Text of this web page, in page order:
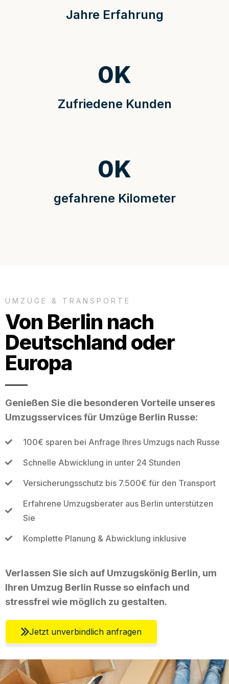
Jahre Erfahrung
Zufriedene Kunden
0K
gefahrene Kilometer
0K
UMZÜGE & TRANSPORTE
Von Berlin nach
Deutschland oder
Europa
Genießen Sie die besonderen Vorteile unseres
Umzugsservices für Umzüge Berlin Russe:
100€ sparen bei Anfrage Ihres Umzugs nach Russe
Schnelle Abwicklung in unter 24 Stunden
Versicherungsschutz bis 7.500€ für den Transport
Erfahrene Umzugsberater aus Berlin unterstützen
Sie
Komplette Planung & Abwicklung inklusive
Verlassen Sie sich auf Umzugskönig Berlin, um
Ihren Umzug Berlin Russe so einfach und
stressfrei wie möglich zu gestalten.
Jetzt unverbindlich anfragen